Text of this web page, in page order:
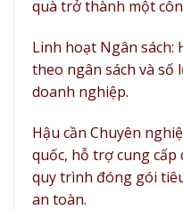
quà trở thành một
Linh hoạt Ngân sách:
theo ngân sách và
doanh nghiệp.
Hậu cần Chuyên
quốc, hỗ trợ cung
quy trình đóng gói
an toàn.